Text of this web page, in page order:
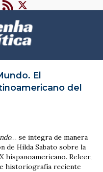
El
del
… se integra de manera
de Hilda Sabato sobre la
hispanoamericano. Releer,
historiografía reciente